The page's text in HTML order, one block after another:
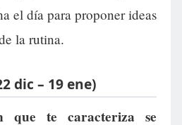
el día para proponer ideas
la rutina.
dic – 19 ene)
que te caracteriza se